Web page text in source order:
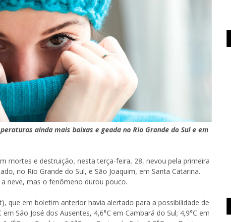
ainda mais baixas e geada no Rio Grande do Sul e em
mortes e destruição, nesta terça-feira, 28, nevou pela primeira
no Rio Grande do Sul, e São Joaquim, em Santa Catarina.
neve, mas o fenômeno durou pouco.
que em boletim anterior havia alertado para a possibilidade de
São José dos Ausentes, 4,6°C em Cambará do Sul; 4,9°C em